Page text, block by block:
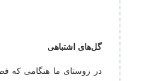
گل‌های اشتباهی
در روستای ما هنگامی که